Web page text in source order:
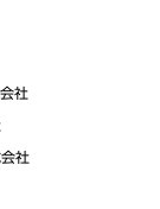
社
社